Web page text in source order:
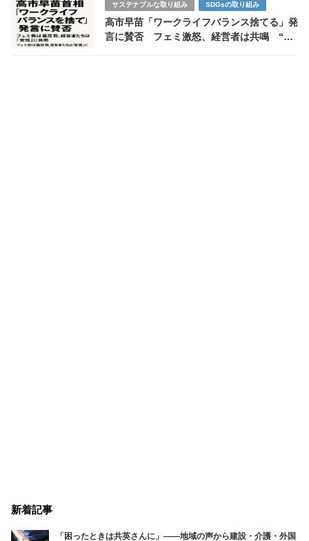
サステナブルな取り組み SDGsの取り組み
高市早苗「ワークライフバランス捨てる」発
言に賛否 フェミ激怒、経営者は共鳴 “働
新着記事
「困ったときは共英さんに」――地域の声から建設・介護・外国